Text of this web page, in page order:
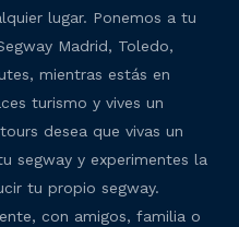
lugar. Ponemos a tu
Madrid, Toledo,
mientras estás en
turismo y vives un
desea que vivas un
segway y experimentes la
tu propio segway.
con amigos, familia o